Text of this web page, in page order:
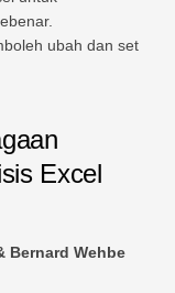
ubah dan set
Excel
Bernard Wehbe